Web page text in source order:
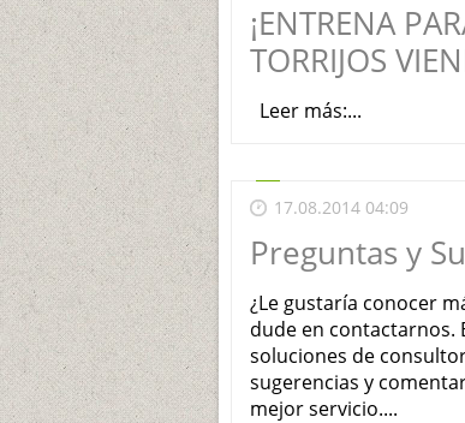
¡ENTRENA
TORRIJOS
Leer más:...
17.08.2014 04:09
Preguntas y
¿Le gustaría conocer
dude en contactarnos.
soluciones de
sugerencias y
mejor servicio....